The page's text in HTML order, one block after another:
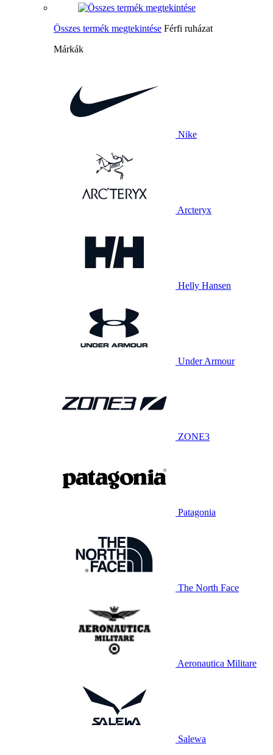
Összes termék megtekintése Férfi ruházat
Márkák
Nike
Arcteryx
Helly Hansen
Under Armour
ZONE3
Patagonia
The North Face
Aeronautica Militare
Salewa